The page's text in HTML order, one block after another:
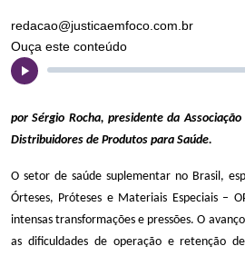
redacao@justicaemfoco.com.br
Ouça este conteúdo
por Sérgio Rocha, presidente da
Distribuidores de Produtos para Saúde.
O setor de saúde suplementar no Brasil,
Órteses, Próteses e Materiais Especiais –
intensas transformações e pressões. O
as dificuldades de operação e retenção